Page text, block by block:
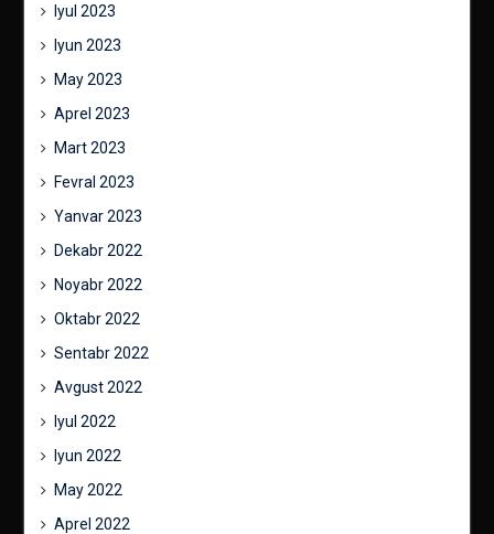
Iyul 2023
Iyun 2023
May 2023
Aprel 2023
Mart 2023
Fevral 2023
Yanvar 2023
Dekabr 2022
Noyabr 2022
Oktabr 2022
Sentabr 2022
Avgust 2022
Iyul 2022
Iyun 2022
May 2022
Aprel 2022